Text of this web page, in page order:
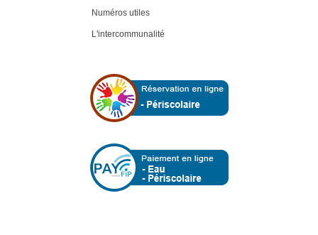
Numéros utiles
L'intercommunalité